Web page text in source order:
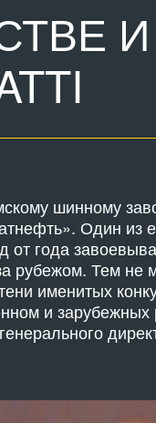
И
шинному
Один из
от года
рубежом. Тем не
именитых
и